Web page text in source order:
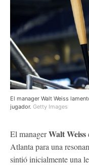
El manager Walt Weiss
jugador. Getty Images
El managerWalt Weiss
Atlanta para una
sintió inicialmente una